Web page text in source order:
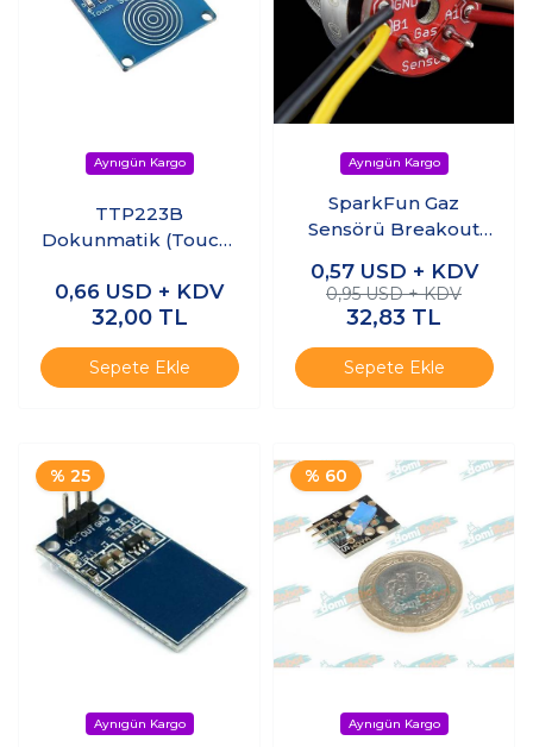
TTP223B
Dokunmatik (Touch)
0,66 USD + KDV
32,00 TL
Sepete Ekle
SparkFun Gaz
Sensörü Breakout
0,57 USD + KDV
0,95 USD + KDV
32,83 TL
Sepete Ekle
% 25 % 60